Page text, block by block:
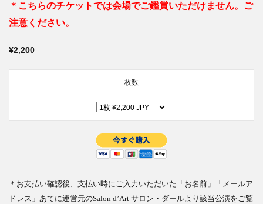
＊こちらのチケットでは会場でご鑑賞いただけません。ご
注意ください。
¥2,200
枚数
＊お支払い確認後、支払い時にご入力いただいた「お名前」「メールア
ドレス」あてに運営元のSalon d’Art サロン・ダールより該当公演をご覧